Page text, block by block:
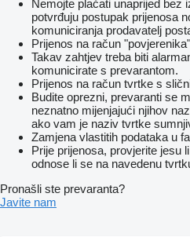
Nemojte plaćati unaprijed bez
potvrđuju postupak prijenosa
komuniciranja prodavatelj
Prijenos na račun "povjerenika"
Takav zahtjev treba biti
komunicirate s prevarantom.
Prijenos na račun tvrtke s
Budite oprezni, prevaranti se
neznatno mijenjajući njihov
ako vam je naziv tvrtke
Zamjena vlastitih podataka u
Prije prijenosa, provjerite jesu
odnose li se na navedenu
Pronašli ste prevaranta?
Javite nam